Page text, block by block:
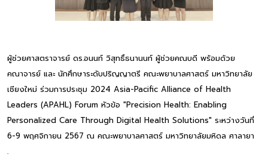
ผู้ช่วยศาสตราจารย์ ดร.อนนท์ วิสุทธิ์ธนานนท์ ผู้ช่วยคณบดี พร้อมด้วย
คณาจารย์ และ นักศึกษาระดับปริญญาตรี คณะพยาบาลศาสตร์ มหาวิทยาลัย
เชียงใหม่ ร่วมการประชุม 2024 Asia-Pacific Alliance of Health
Leaders (APAHL) Forum หัวข้อ "Precision Health: Enabling
Personalized Care Through Digital Health Solutions" ระหว่างวันที่
6-9 พฤศจิกายน 2567 ณ คณะพยาบาลศาสตร์ มหาวิทยาลัยมหิดล ศาลายา
.